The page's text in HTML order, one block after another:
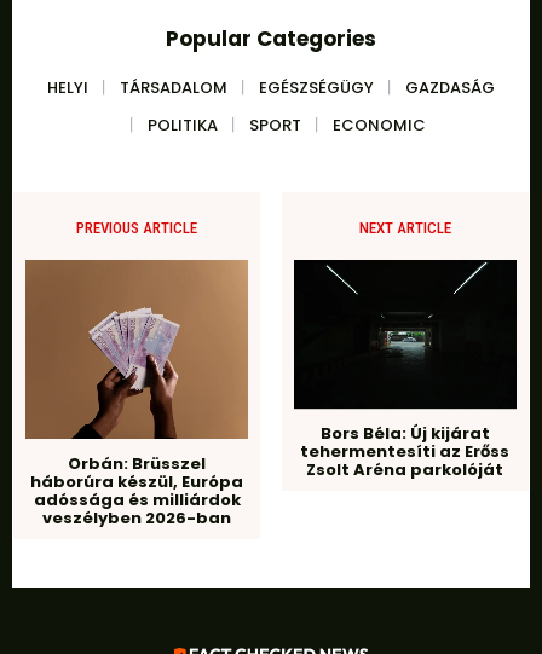
Popular Categories
HELYI TÁRSADALOM EGÉSZSÉGÜGY
GAZDASÁG
POLITIKA
SPORT ECONOMIC
PREVIOUS ARTICLE
Orbán: Brüsszel
háborúra készül, Európa
adóssága és milliárdok
veszélyben 2026-ban
NEXT ARTICLE
Bors Béla: Új kijárat
tehermentesíti az Erőss
Zsolt Aréna parkolóját